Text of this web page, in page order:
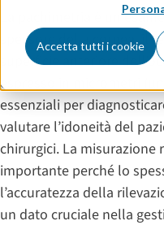
Accetta tutti i cookie
La pachimetria è un
spessore della cornea, il
superficie anteriore
espresso in micrometri
essenziali per
valutare l’idoneità del
chirurgici. La
importante perché lo
l’accuratezza della
un dato cruciale nella